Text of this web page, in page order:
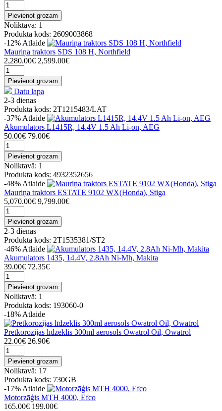
Pievienot grozam
Noliktavā: 1
Produkta kods: 2609003868
-12% Atlaide
Mauriņa traktors SDS 108 H, Northfield
2,280.00€ 2,599.00€
Pievienot grozam
Datu lapa
2-3 dienas
Produkta kods: 2T1215483/LAT
-37% Atlaide
Akumulators L1415R, 14.4V 1.5 Ah Li-on, AEG
50.00€ 79.00€
Pievienot grozam
Noliktavā: 1
Produkta kods: 4932352656
-48% Atlaide
Mauriņa traktors ESTATE 9102 WX(Honda), Stiga
5,070.00€ 9,799.00€
Pievienot grozam
2-3 dienas
Produkta kods: 2T1535381/ST2
-46% Atlaide
Akumulators 1435, 14.4V, 2.8Ah Ni-Mh, Makita
39.00€ 72.35€
Pievienot grozam
Noliktavā: 1
Produkta kods: 193060-0
-18% Atlaide
Pretkorozijas līdzeklis 300ml aerosols Owatrol Oil, Owatrol
22.00€ 26.90€
Pievienot grozam
Noliktavā: 17
Produkta kods: 730GB
-17% Atlaide
Motorzāģis MTH 4000, Efco
165.00€ 199.00€